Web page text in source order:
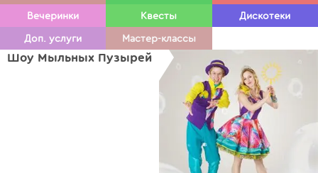
Вечеринки
Квесты
Дискотеки
Доп. услуги
Мастер-классы
Шоу Мыльных Пузырей